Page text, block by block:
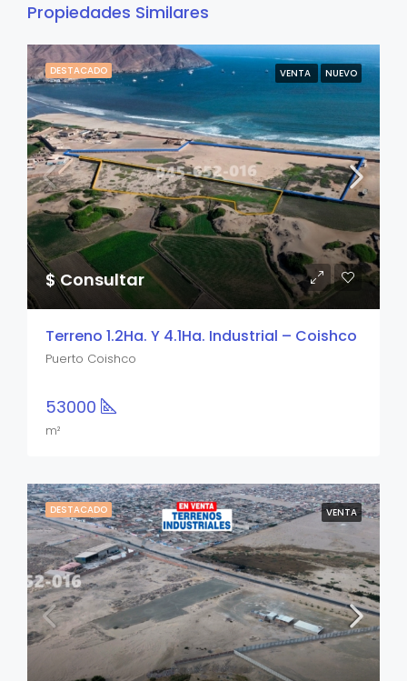
Propiedades Similares
DESTACADO VENTA NUEVO
$ Consultar
Terreno 1.2Ha. Y 4.1Ha. Industrial – Coishco
Puerto Coishco
53000
m²
DESTACADO VENTA